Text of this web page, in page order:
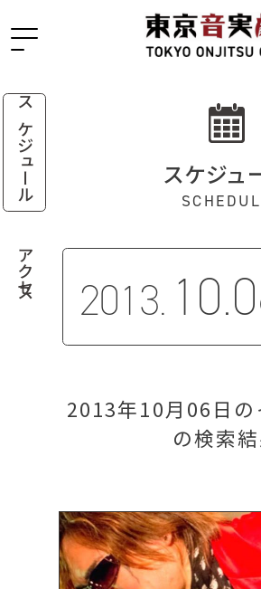
スケジュール
アクセス
スケジュ
2013.
2013年10月06日の
の検索